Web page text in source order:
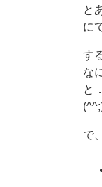
と
に
す
な
と
で